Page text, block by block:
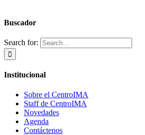
Buscador
Search for:
Institucional
Sobre el CentroIMA
Staff de CentroIMA
Novedades
Agenda
Contáctenos